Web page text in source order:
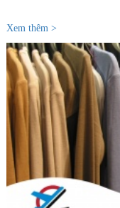
Xem thêm >